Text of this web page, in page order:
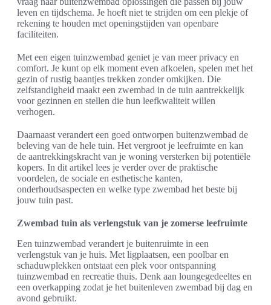
leven en tijdschema. Je hoeft niet te strijden om een plekje of
rekening te houden met openingstijden van openbare
faciliteiten.
Met een eigen tuinzwembad geniet je van meer privacy en
comfort. Je kunt op elk moment even afkoelen, spelen met het
gezin of rustig baantjes trekken zonder omkijken. Die
zelfstandigheid maakt een zwembad in de tuin aantrekkelijk
voor gezinnen en stellen die hun leefkwaliteit willen
verhogen.
Daarnaast verandert een goed ontworpen buitenzwembad de
beleving van de hele tuin. Het vergroot je leefruimte en kan
de aantrekkingskracht van je woning versterken bij potentiële
kopers. In dit artikel lees je verder over de praktische
voordelen, de sociale en esthetische kanten,
onderhoudsaspecten en welke type zwembad het beste bij
jouw tuin past.
Zwembad tuin als verlengstuk van je zomerse leefruimte
Een tuinzwembad verandert je buitenruimte in een
verlengstuk van je huis. Met ligplaatsen, een poolbar en
schaduwplekken ontstaat een plek voor ontspanning
tuinzwembad en recreatie thuis. Denk aan loungegedeeltes en
een overkapping zodat je het buitenleven zwembad bij dag en
avond gebruikt.